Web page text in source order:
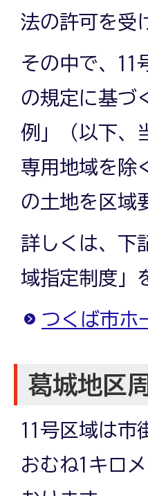
法の許可を受
その中で、11
の規定に基づ
例」（以下、
専用地域を除
の土地を区域
詳しくは、下
域指定制度」
つくば市ホ
葛城地区
11号区域は市
おむね1キロ